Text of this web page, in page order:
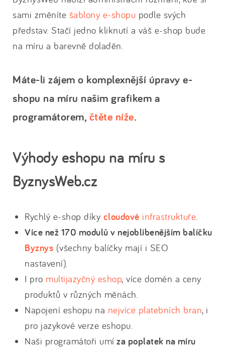
sami změníte šablony e-shopu podle svých
představ. Stačí jedno kliknutí a váš e-shop bude
na míru a barevně doladěn.
Máte-li zájem o komplexnější úpravy e-
shopu na míru našim grafikem a
programátorem, čtěte níže.
Výhody eshopu na míru s
ByznysWeb.cz
Rychlý e-shop díky cloudové infrastruktuře.
Více než 170 modulů v nejoblíbenějším balíčku
Byznys (všechny balíčky mají i SEO
nastavení).
I pro multijazyčný eshop, více domén a ceny
produktů v různých měnách.
Napojení eshopu na nejvíce platebních bran, i
pro jazykové verze eshopu.
Naši programátoři umí za poplatek na míru